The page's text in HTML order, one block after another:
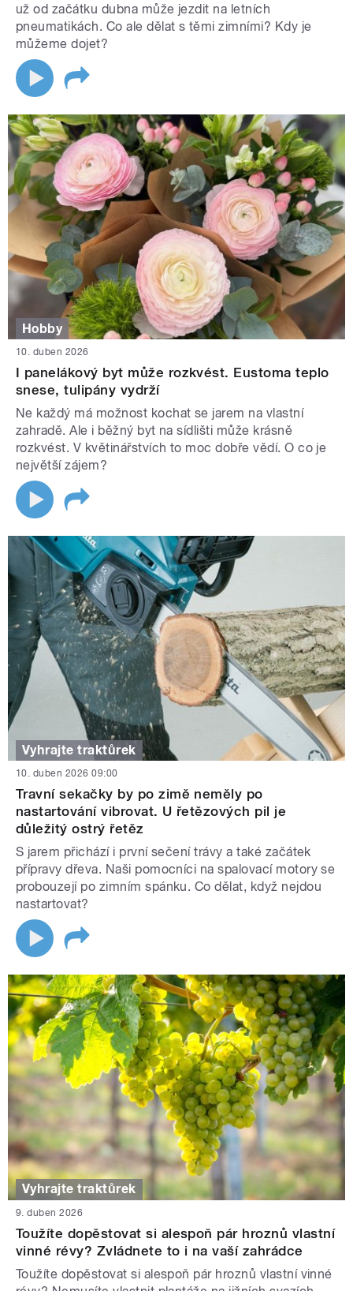
už od začátku dubna může jezdit na letních
pneumatikách. Co ale dělat s těmi zimními? Kdy je
můžeme dojet?
Hobby
10. duben 2026
I panelákový byt může rozkvést. Eustoma teplo
snese, tulipány vydrží
Ne každý má možnost kochat se jarem na vlastní
zahradě. Ale i běžný byt na sídlišti může krásně
rozkvést. V květinářstvích to moc dobře vědí. O co je
největší zájem?
Vyhrajte traktůrek
10. duben 2026 09:00
Travní sekačky by po zimě neměly po
nastartování vibrovat. U řetězových pil je
důležitý ostrý řetěz
S jarem přichází i první sečení trávy a také začátek
přípravy dřeva. Naši pomocníci na spalovací motory se
probouzejí po zimním spánku. Co dělat, když nejdou
nastartovat?
Vyhrajte traktůrek
9. duben 2026
Toužíte dopěstovat si alespoň pár hroznů vlastní
vinné révy? Zvládnete to i na vaší zahrádce
Toužíte dopěstovat si alespoň pár hroznů vlastní vinné